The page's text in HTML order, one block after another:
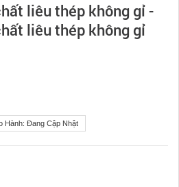
liêu thép không gỉ -
liêu thép không gỉ
Hành: Đang Cập Nhật